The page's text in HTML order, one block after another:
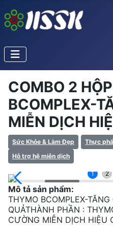
COMBO 2
BCOMPLEX-
MIỄN DỊCH
Sức Khỏe & Làm Đẹp
Thực
Hỗ trợ hệ miễn dịch
1 2
Mô tả sản phẩm:
THYMO BCOMPLEX-
QUẢTHÀNH PHẦN :
CƯỜNG MIỄN DỊCH